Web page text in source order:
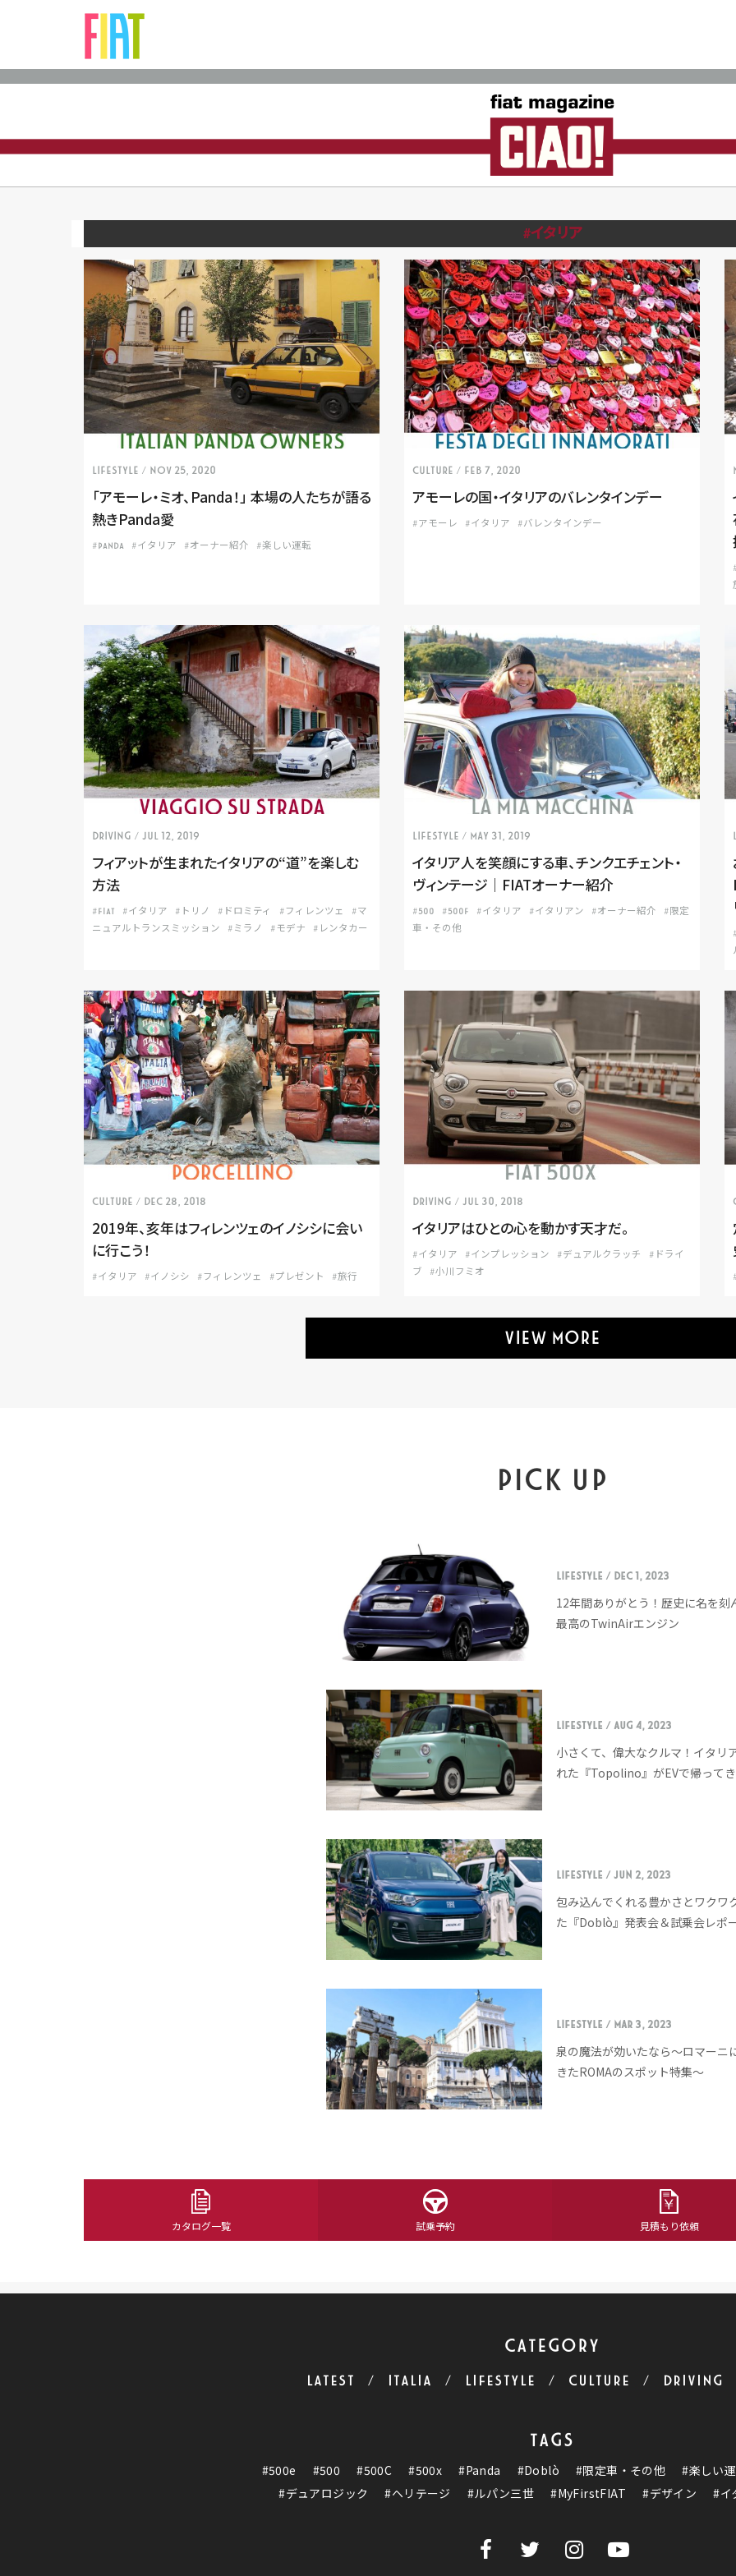
#イタリア
LIFESTYLE / Nov 25, 2020
「アモーレ・ミオ、Panda！」 本場の人たちが語る
熱きPanda愛
#PANDA #イタリア #オーナー紹介 #楽しい運転
CULTURE / Feb 7, 2020
アモーレの国・イタリアのバレンタインデー
#アモーレ #イタリア #バレンタインデー
DRIVING / Jul 12, 2019
フィアットが生まれたイタリアの“道”を楽しむ
方法
#FIAT #イタリア #トリノ #ドロミティ #フィレンツェ
#マ
ニュアルトランスミッション
#ミラノ #モデナ #レンタカー
LIFESTYLE / May 31, 2019
イタリア人を笑顔にする車、チンクエチェント・
ヴィンテージ｜FIATオーナー紹介
#500 #500F #イタリア #イタリアン #オーナー紹介
#限定
車・その他
CULTURE / Dec 28, 2018
2019年、亥年はフィレンツェのイノシシに会い
に行こう！
#イタリア #イノシシ #フィレンツェ #プレゼント #旅行
DRIVING / Jul 30, 2018
イタリアはひとの心を動かす天才だ。
#イタリア #インプレッション #デュアルクラッチ
#ドライ
ブ
#小川フミオ
VIEW MORE
PICK UP
LIFESTYLE / Dec 1, 2023
12年間ありがとう！歴史に名を刻
最高のTwinAirエンジン
LIFESTYLE / Aug 4, 2023
小さくて、偉大なクルマ！イタリ
れた『Topolino』がEVで帰って
LIFESTYLE / Jun 2, 2023
包み込んでくれる豊かさとワクワ
た『Doblò』発表会＆試乗会レポ
LIFESTYLE / Mar 3, 2023
泉の魔法が効いたなら〜ロマーニ
きたROMAのスポット特集〜
カタログ一覧 試乗予約 見積もり依頼
CATEGORY
LATEST ITALIA LIFESTYLE CULTURE DRIVING
TAGS
#500e #500 #500C #500x #Panda #Doblò #限定車・その他 #楽しい
#デュアロジック
#ヘリテージ #ルパン三世 #MyFirstFIAT #デザイン #イ